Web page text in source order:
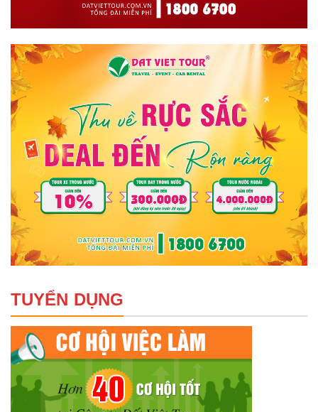
TUYỂN DỤNG